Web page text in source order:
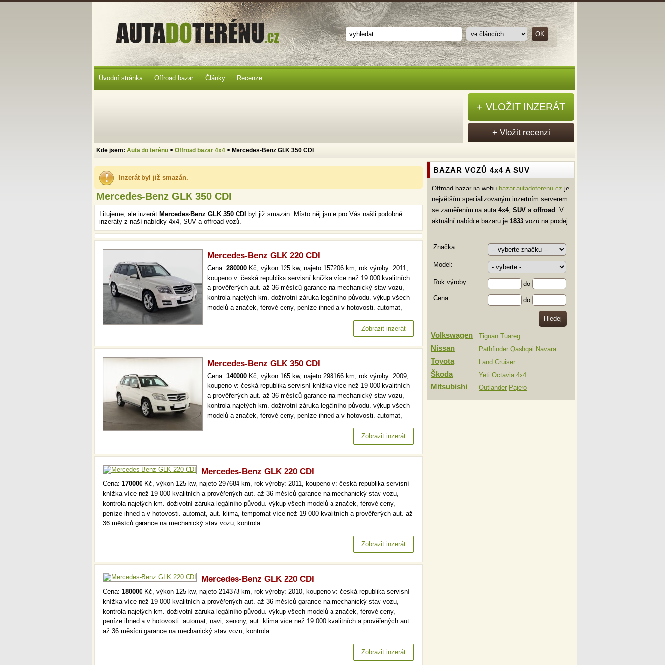
Inzerát byl již smazán.
Mercedes-Benz GLK 350 CDI
Litujeme, ale inzerát Mercedes-Benz GLK 350 CDI
byl již smazán. Místo něj jsme pro Vás našli podobné
inzeráty z naší nabídky 4x4, SUV a offroad vozů.
Mercedes-Benz GLK 220 CDI
Cena: 280000 Kč, výkon 125 kw, najeto 157206 km, rok výroby: 2011,
koupeno v: česká republika servisní knížka více než 19 000 kvalitních
a prověřených aut. až 36 měsíců garance na mechanický stav vozu,
kontrola najetých km. doživotní záruka legálního původu. výkup všech
modelů a značek, férové ceny, peníze ihned a v hotovosti. automat,
36 měsíců garance na mechanický stav vozu, kontrola…Zobrazit inzerát
Mercedes-Benz GLK 350 CDI
Cena: 140000 Kč, výkon 165 kw, najeto 298166 km, rok výroby: 2009,
koupeno v: česká republika servisní knížka více než 19 000 kvalitních
a prověřených aut. až 36 měsíců garance na mechanický stav vozu,
kontrola najetých km. doživotní záruka legálního původu. výkup všech
modelů a značek, férové ceny, peníze ihned a v hotovosti. automat,
36 měsíců garance na mechanický stav vozu, kontrola…Zobrazit inzerát
Mercedes-Benz GLK 220 CDI
Cena: 170000 Kč, výkon 125 kw, najeto 297684 km, rok výroby: 2011, koupeno v: česká republika servisní
knížka více než 19 000 kvalitních a prověřených aut. až 36 měsíců garance na mechanický stav vozu,
kontrola najetých km. doživotní záruka legálního původu. výkup všech modelů a značek, férové ceny,
peníze ihned a v hotovosti. automat, aut. klima, tempomat více než 19 000 kvalitních a prověřených aut. až
36 měsíců garance na mechanický stav vozu, kontrola…
Zobrazit inzerát
Mercedes-Benz GLK 220 CDI
Cena: 180000 Kč, výkon 125 kw, najeto 214378 km, rok výroby: 2010, koupeno v: česká republika servisní
knížka více než 19 000 kvalitních a prověřených aut. až 36 měsíců garance na mechanický stav vozu,
kontrola najetých km. doživotní záruka legálního původu. výkup všech modelů a značek, férové ceny,
peníze ihned a v hotovosti. automat, navi, xenony, aut. klima více než 19 000 kvalitních a prověřených aut.
až 36 měsíců garance na mechanický stav vozu, kontrola…
Zobrazit inzerát
BAZAR VOZŮ 4x4 A SUV
Offroad bazar na webu bazar.autadoterenu.cz je
největším specializovaným inzertním serverem
se zaměřením na auta 4x4, SUV a offroad . V
aktuální nabídce bazaru je 1833 vozů na prodej.
Značka:
Model:
Rok výroby:
do
Cena:
do
Volkswagen Tiguan Tuareg
Nissan Pathfinder Qashqai Navara
Toyota Land Cruiser
Škoda Yeti Octavia 4x4
Mitsubishi Outlander Pajero
Úvodní stránka Offroad bazar Články Recenze
Kde jsem: Auta do terénu > Offroad bazar 4x4 > Mercedes-Benz GLK 350 CDI
+ VLOŽIT INZERÁT
+ Vložit recenzi